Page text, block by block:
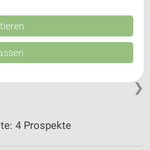
❯
1
4 Prospekte
Quellen. Entwicklung und
reduzierter Daten zur Auswahl
Union weitergegeben und in die